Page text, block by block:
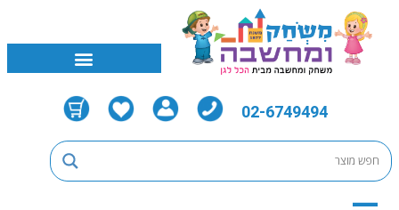
02-6749494